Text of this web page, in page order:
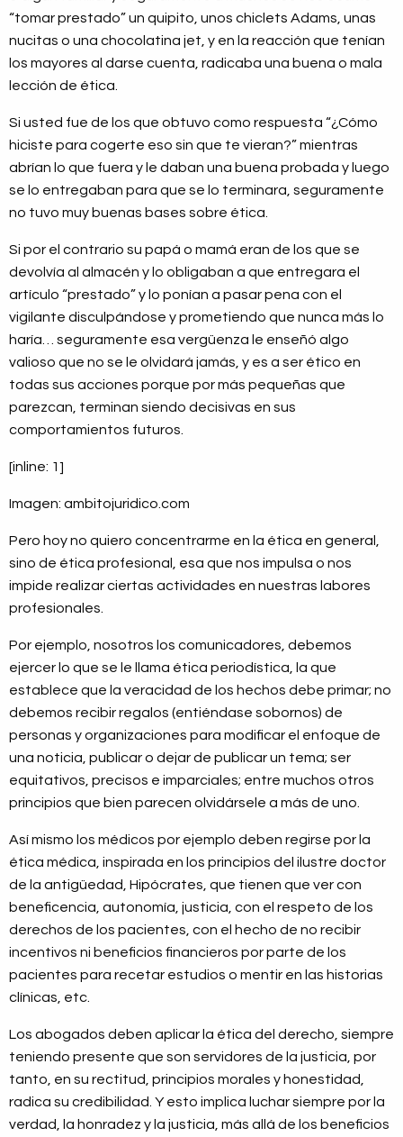
“tomar prestado” un quipito, unos chiclets Adams, unas
nucitas o una chocolatina jet, y en la reacción que tenían
los mayores al darse cuenta, radicaba una buena o mala
lección de ética.
Si usted fue de los que obtuvo como respuesta “¿Cómo
hiciste para cogerte eso sin que te vieran?” mientras
abrían lo que fuera y le daban una buena probada y luego
se lo entregaban para que se lo terminara, seguramente
no tuvo muy buenas bases sobre ética.
Si por el contrario su papá o mamá eran de los que se
devolvía al almacén y lo obligaban a que entregara el
artículo “prestado” y lo ponían a pasar pena con el
vigilante disculpándose y prometiendo que nunca más lo
haría… seguramente esa vergüenza le enseñó algo
valioso que no se le olvidará jamás, y es a ser ético en
todas sus acciones porque por más pequeñas que
parezcan, terminan siendo decisivas en sus
comportamientos futuros.
[inline: 1]
Imagen: ambitojuridico.com
Pero hoy no quiero concentrarme en la ética en general,
sino de ética profesional, esa que nos impulsa o nos
impide realizar ciertas actividades en nuestras labores
profesionales.
Por ejemplo, nosotros los comunicadores, debemos
ejercer lo que se le llama ética periodística, la que
establece que la veracidad de los hechos debe primar; no
debemos recibir regalos (entiéndase sobornos) de
personas y organizaciones para modificar el enfoque de
una noticia, publicar o dejar de publicar un tema; ser
equitativos, precisos e imparciales; entre muchos otros
principios que bien parecen olvidársele a más de uno.
Así mismo los médicos por ejemplo deben regirse por la
ética médica, inspirada en los principios del ilustre doctor
de la antigüedad, Hipócrates, que tienen que ver con
beneficencia, autonomía, justicia, con el respeto de los
derechos de los pacientes, con el hecho de no recibir
incentivos ni beneficios financieros por parte de los
pacientes para recetar estudios o mentir en las historias
clínicas, etc.
Los abogados deben aplicar la ética del derecho, siempre
teniendo presente que son servidores de la justicia, por
tanto, en su rectitud, principios morales y honestidad,
radica su credibilidad. Y esto implica luchar siempre por la
verdad, la honradez y la justicia, más allá de los beneficios